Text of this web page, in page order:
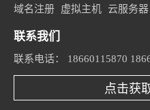
域名注册 虚拟主机 云服务器
联系我们
联系电话： 18660115870
点击获